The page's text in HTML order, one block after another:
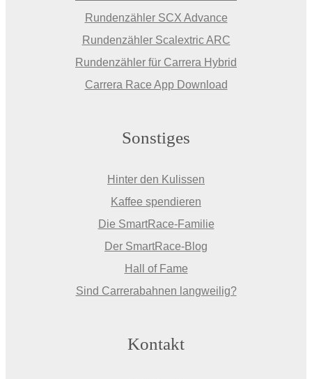
Rundenzähler SCX Advance
Rundenzähler Scalextric ARC
Rundenzähler für Carrera Hybrid
Carrera Race App Download
Sonstiges
Hinter den Kulissen
Kaffee spendieren
Die SmartRace-Familie
Der SmartRace-Blog
Hall of Fame
Sind Carrerabahnen langweilig?
Kontakt